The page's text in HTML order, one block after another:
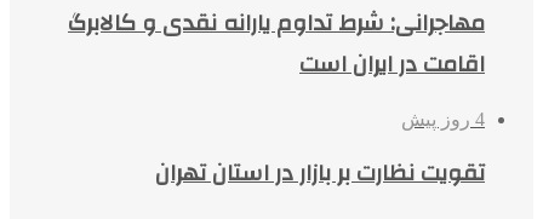
مهاجرانی: شرط تداوم یارانه نقدی و کالابرگ
اقامت در ایران است
4 روز پیش
تقویت نظارت بر بازار در استان تهران